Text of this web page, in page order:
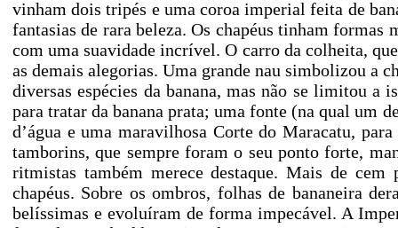
vinham dois tripés e uma coroa imperial feita de
fantasias de rara beleza. Os chapéus tinham formas
com uma suavidade incrível. O carro da colheita,
as demais alegorias. Uma grande nau simbolizou a
diversas espécies da banana, mas não se limitou a
para tratar da banana prata; uma fonte (na qual um
d’água e uma maravilhosa Corte do Maracatu,
tamborins, que sempre foram o seu ponto forte,
ritmistas também merece destaque. Mais de
chapéus. Sobre os ombros, folhas de bananeira
belíssimas e evoluíram de forma impecável. A